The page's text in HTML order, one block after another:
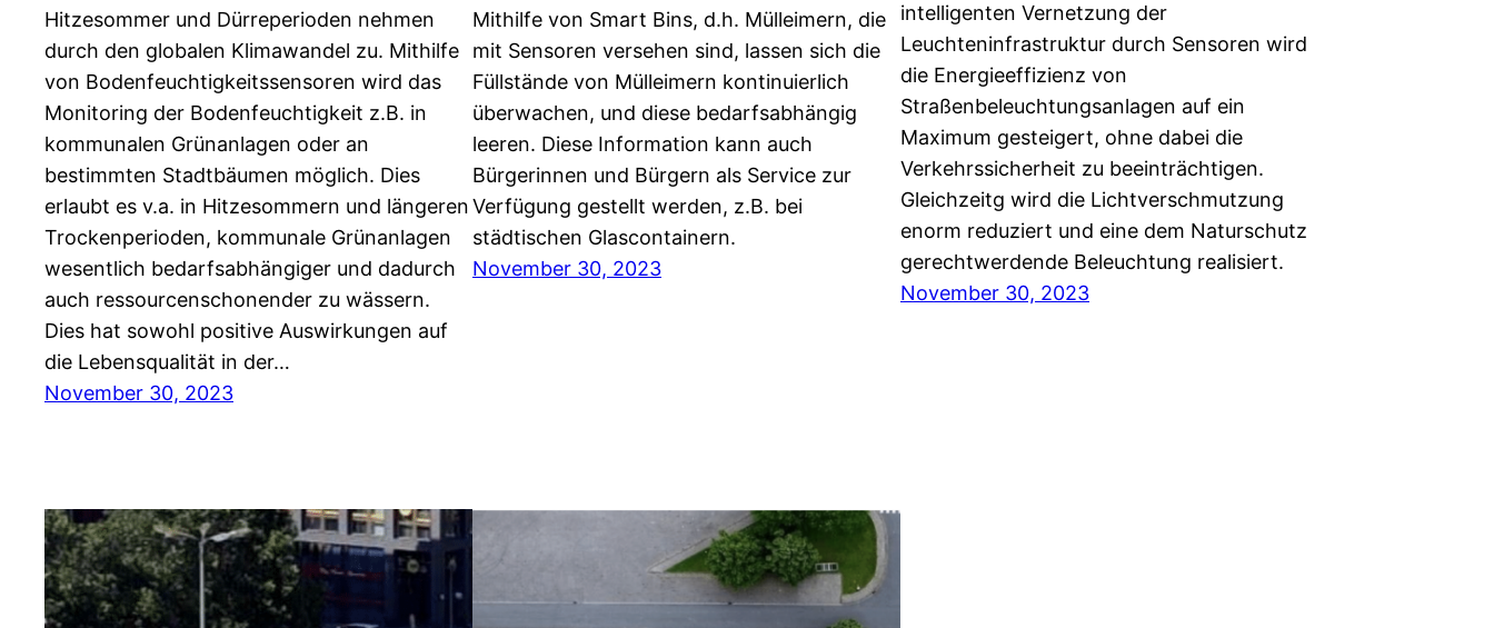
Hitzesommer und Dürreperioden nehmen
durch den globalen Klimawandel zu. Mithilfe
von Bodenfeuchtigkeitssensoren wird das
Monitoring der Bodenfeuchtigkeit z.B. in
kommunalen Grünanlagen oder an
bestimmten Stadtbäumen möglich. Dies
erlaubt es v.a. in Hitzesommern und längeren
Trockenperioden, kommunale Grünanlagen
wesentlich bedarfsabhängiger und dadurch
auch ressourcenschonender zu wässern.
Dies hat sowohl positive Auswirkungen auf
die Lebensqualität in der…
November 30, 2023
Mithilfe von Smart Bins, d.h. Mülleimern, die
mit Sensoren versehen sind, lassen sich die
Füllstände von Mülleimern kontinuierlich
überwachen, und diese bedarfsabhängig
leeren. Diese Information kann auch
Bürgerinnen und Bürgern als Service zur
Verfügung gestellt werden, z.B. bei
städtischen Glascontainern.
November 30, 2023
intelligenten Vernetzung der
Leuchteninfrastruktur durch Sensoren wird
die Energieeffizienz von
Straßenbeleuchtungsanlagen auf ein
Maximum gesteigert, ohne dabei die
Verkehrssicherheit zu beeinträchtigen.
Gleichzeitg wird die Lichtverschmutzung
enorm reduziert und eine dem Naturschutz
gerechtwerdende Beleuchtung realisiert.
November 30, 2023